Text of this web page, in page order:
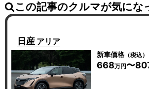
この記事のクルマが気にな
日産 アリア
新車価格（税込）
668万円〜